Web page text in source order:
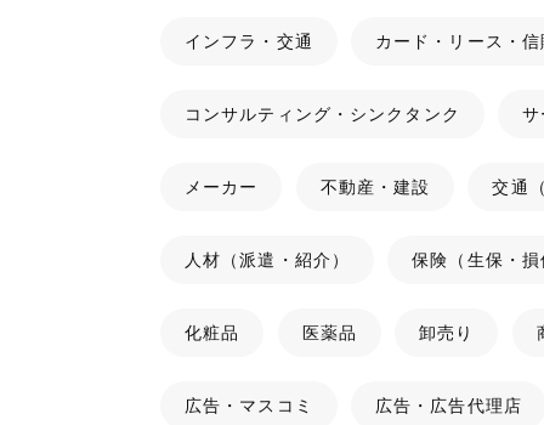
インフラ・交通 カード・リース・信
コンサルティング・シンクタンク サ
メーカー 不動産・建設 交通
人材（派遣・紹介） 保険（生保・
化粧品 医薬品 卸売り
広告・マスコミ 広告・広告代理店